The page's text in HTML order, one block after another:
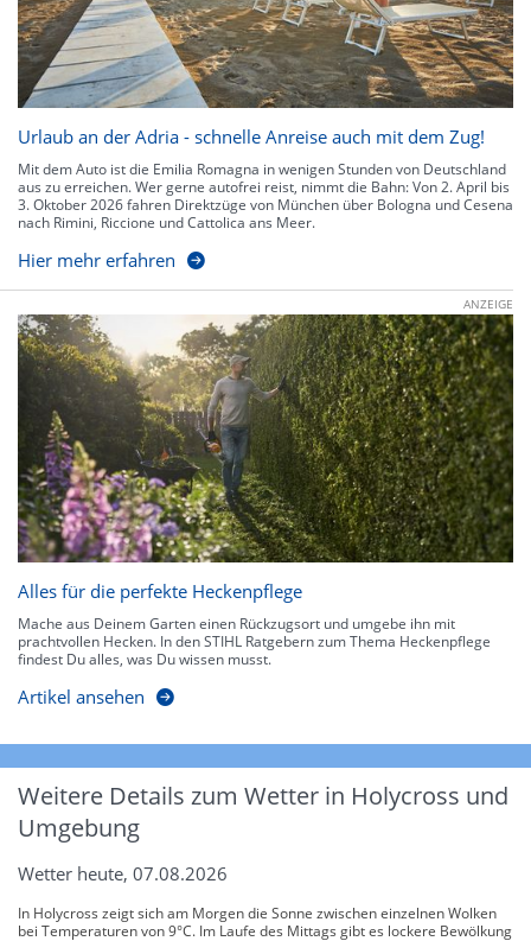
Urlaub an der Adria - schnelle Anreise auch mit dem Zug!
Mit dem Auto ist die Emilia Romagna in wenigen Stunden von Deutschland
aus zu erreichen. Wer gerne autofrei reist, nimmt die Bahn: Von 2. April bis
3. Oktober 2026 fahren Direktzüge von München über Bologna und Cesena
nach Rimini, Riccione und Cattolica ans Meer.
Hier mehr erfahren
ANZEIGE
Alles für die perfekte Heckenpflege
Mache aus Deinem Garten einen Rückzugsort und umgebe ihn mit
prachtvollen Hecken. In den STIHL Ratgebern zum Thema Heckenpflege
findest Du alles, was Du wissen musst.
Artikel ansehen
Weitere Details zum Wetter in Holycross und
Umgebung
Wetter heute, 07.08.2026
In Holycross zeigt sich am Morgen die Sonne zwischen einzelnen Wolken
bei Temperaturen von 9°C. Im Laufe des Mittags gibt es lockere Bewölkung